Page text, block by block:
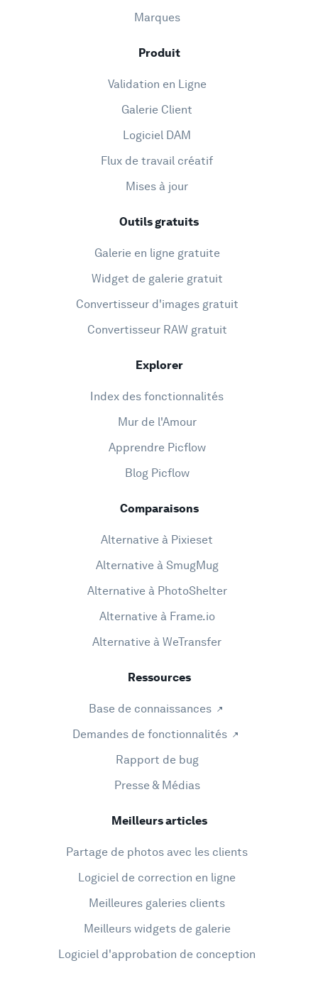
Marques
Produit
Validation en Ligne
Galerie Client
Logiciel DAM
Flux de travail créatif
Mises à jour
Outils gratuits
Galerie en ligne gratuite
Widget de galerie gratuit
Convertisseur d'images gratuit
Convertisseur RAW gratuit
Explorer
Index des fonctionnalités
Mur de l'Amour
Apprendre Picflow
Blog Picflow
Comparaisons
Alternative à Pixieset
Alternative à SmugMug
Alternative à PhotoShelter
Alternative à Frame.io
Alternative à WeTransfer
Ressources
Base de connaissances
Demandes de fonctionnalités
Rapport de bug
Presse & Médias
Meilleurs articles
Partage de photos avec les clients
Logiciel de correction en ligne
Meilleures galeries clients
Meilleurs widgets de galerie
Logiciel d'approbation de conception